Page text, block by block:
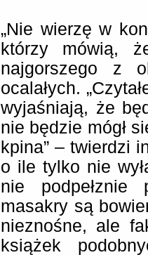
„Nie wierzę w
którzy mówią,
najgorszego z
ocalałych.
wyjaśniają, że
nie będzie mógł
kpina” – twierdzi
o ile tylko nie
nie
masakry są
nieznośne, ale
książek